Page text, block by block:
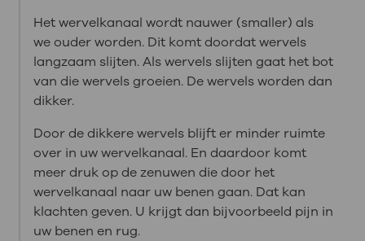
Het wervelkanaal wordt nauwer (smaller) als
we ouder worden. Dit komt doordat wervels
langzaam slijten. Als wervels slijten gaat het bot
van die wervels groeien. De wervels worden dan
dikker.
Door de dikkere wervels blijft er minder ruimte
over in uw wervelkanaal. En daardoor komt
meer druk op de zenuwen die door het
wervelkanaal naar uw benen gaan. Dat kan
klachten geven. U krijgt dan bijvoorbeeld pijn in
uw benen en rug.